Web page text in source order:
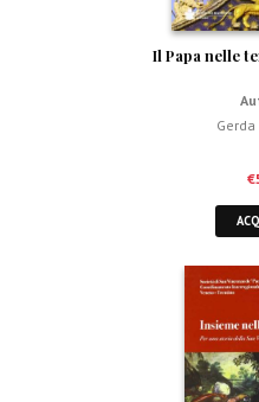
Il Papa nelle
Gerda
€